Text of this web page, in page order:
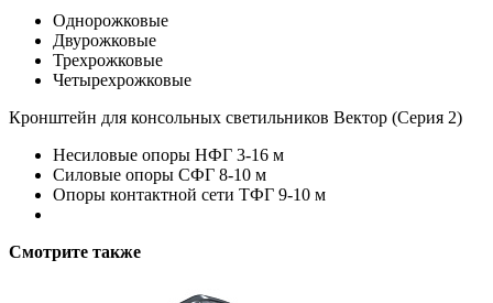
Однорожковые
Двурожковые
Трехрожковые
Четырехрожковые
Кронштейн для консольных светильников Вектор (Серия 2)
Несиловые опоры НФГ 3-16 м
Силовые опоры СФГ 8-10 м
Опоры контактной сети ТФГ 9-10 м
Смотрите также